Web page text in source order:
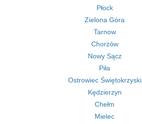
Płock
Zielona Góra
Tarnow
Chorzów
Nowy Sącz
Piła
Ostrowiec Świętokrzyski
Kędzierzyn
Chełm
Mielec